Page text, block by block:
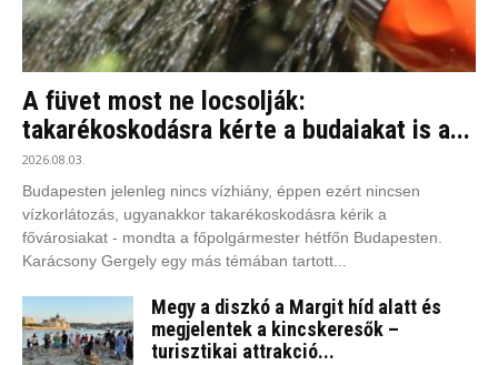
A füvet most ne locsolják:
takarékoskodásra kérte a budaiakat is a...
2026.08.03.
Budapesten jelenleg nincs vízhiány, éppen ezért nincsen
vízkorlátozás, ugyanakkor takarékoskodásra kérik a
fővárosiakat - mondta a főpolgármester hétfőn Budapesten.
Karácsony Gergely egy más témában tartott...
Megy a diszkó a Margit híd alatt és
megjelentek a kincskeresők –
turisztikai attrakció...